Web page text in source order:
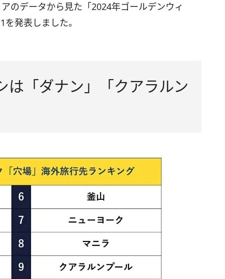
のデータから見た「2024年ゴールデンウィ
発表しました。
は「ダナン」「クアラルン